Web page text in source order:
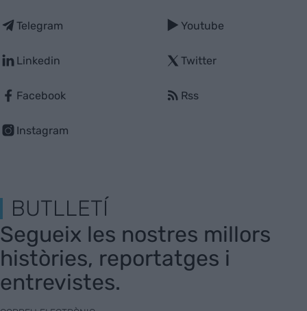
Telegram
Linkedin
Facebook
Instagram
Youtube
Twitter
Rss
BUTLLETÍ
Segueix les nostres millors
històries, reportatges i
entrevistes.